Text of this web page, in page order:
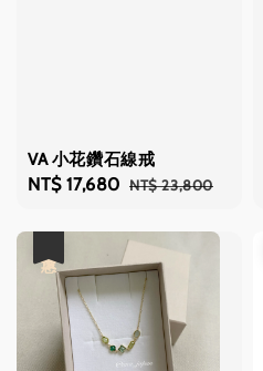
VA 小花鑽石線戒
Sale
NT$ 17,680 Regular
NT$ 23,800